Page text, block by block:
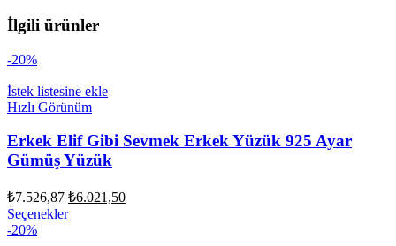
İlgili ürünler
-20%
İstek listesine ekle
Hızlı Görünüm
Erkek Elif Gibi Sevmek Erkek Yüzük 925 Ayar
Gümüş Yüzük
₺7.526,87 Orijinal
fiyat:
₺6.021,50Şu
SeçeneklerBu
-20%